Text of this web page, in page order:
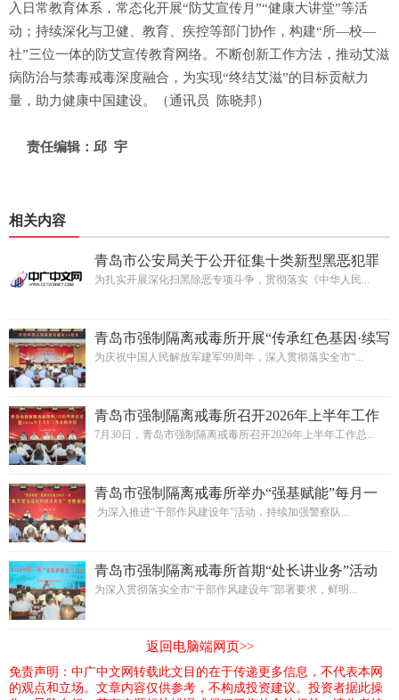
入日常教育体系，常态化开展“防艾宣传月”“健康大讲堂”等活
动；持续深化与卫健、教育、疾控等部门协作，构建“所—校—
社”三位一体的防艾宣传教育网络。不断创新工作方法，推动艾滋
病防治与禁毒戒毒深度融合，为实现“终结艾滋”的目标贡献力
量，助力健康中国建设。（通讯员 陈晓邦）
责任编辑：邱 宇
相关内容
青岛市公安局关于公开征集十类新型黑恶犯罪
线索的公告
为扎实开展深化扫黑除恶专项斗争，贯彻落实《中华人民...
青岛市强制隔离戒毒所开展“传承红色基因·续写
军警荣光”八一建军节主题活动
为庆祝中国人民解放军建军99周年，深入贯彻落实全市“...
青岛市强制隔离戒毒所召开2026年上半年工作
总结会议暨7月份所务会议
7月30日，青岛市强制隔离戒毒所召开2026年上半年工作总...
青岛市强制隔离戒毒所举办“强基赋能”每月一
讲之机关党支部组织建设实务专题培训
为深入推进“干部作风建设年”活动，持续加强警察队...
青岛市强制隔离戒毒所首期“处长讲业务”活动
取得扎实成效
为深入贯彻落实全市“干部作风建设年”部署要求，鲜明...
返回电脑端网页>>
免责声明：中广中文网转载此文目的在于传递更多信息，不代表本网
的观点和立场。文章内容仅供参考，不构成投资建议。投资者据此操